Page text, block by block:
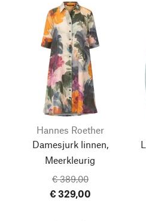
Hannes Roether
Damesjurk linnen,
Meerkleurig
€ 389,00
€ 329,00